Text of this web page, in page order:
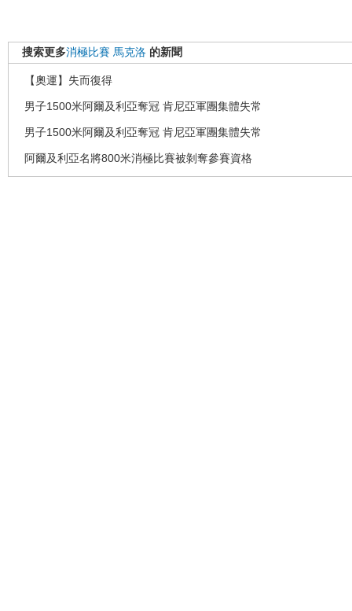
搜索更多消極比賽 馬克洛 的新聞
【奧運】失而復得
男子1500米阿爾及利亞奪冠 肯尼亞軍團集體失常
男子1500米阿爾及利亞奪冠 肯尼亞軍團集體失常
阿爾及利亞名將800米消極比賽被剝奪參賽資格